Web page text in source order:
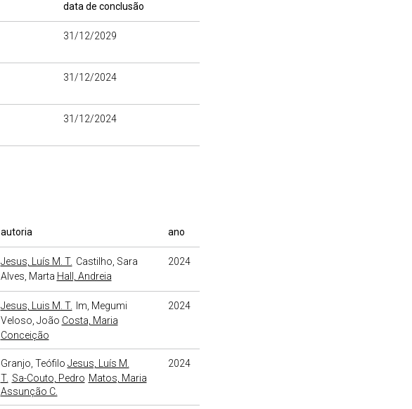
data de conclusão
31/12/2029
31/12/2024
31/12/2024
autoria ano
Jesus, Luís M. T. Castilho, Sara
Alves, Marta Hall, Andreia
2024
Jesus, Luis M. T.
Im, Megumi
Veloso, João Costa, Maria
Conceição
2024
Granjo, Teófilo Jesus, Luís M.
T. Sa-Couto, Pedro Matos, Maria
Assunção C.
2024